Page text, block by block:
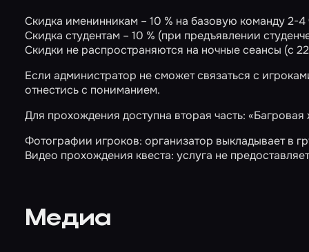
Скидка именинникам – 10 % на базовую команду 2-4
Скидка студентам – 10 % (при предъявлении
Скидки не распространяются на ночные сеансы (с
Если администратор не сможет связаться с
отнестись с пониманием.
Для прохождения доступна вторая часть: «Багровая
Фотографии игроков: организатор выкладывает в
Видео прохождения квеста: услуга не
Медиа